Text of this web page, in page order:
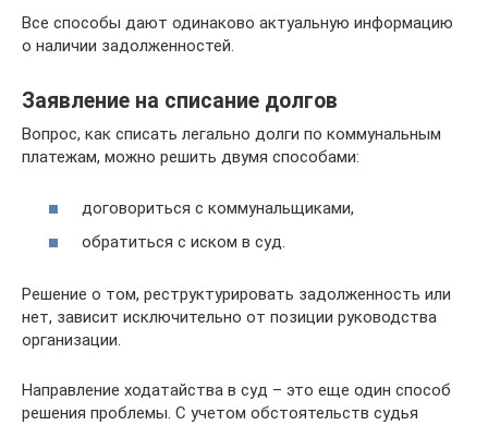
Все способы дают одинаково актуальную информацию
о наличии задолженностей.
Заявление на списание долгов
Вопрос, как списать легально долги по коммунальным
платежам, можно решить двумя способами:
договориться с коммунальщиками,
обратиться с иском в суд.
Решение о том, реструктурировать задолженность или
нет, зависит исключительно от позиции руководства
организации.
Направление ходатайства в суд – это еще один способ
решения проблемы. С учетом обстоятельств судья